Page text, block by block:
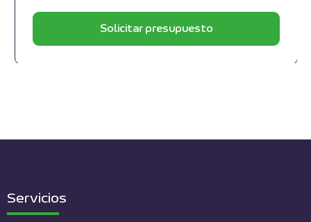
Solicitar presupuesto
Servicios